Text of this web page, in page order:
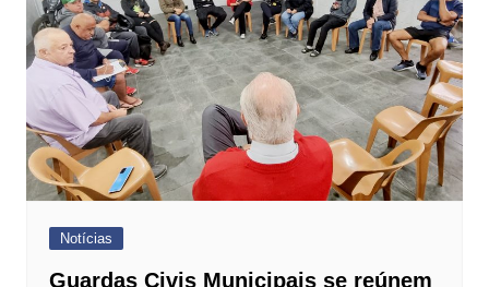
Notícias
Guardas Civis Municipais se reúnem